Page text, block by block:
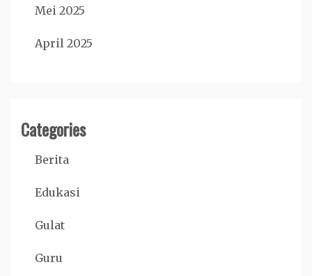
Mei 2025
April 2025
Categories
Berita
Edukasi
Gulat
Guru